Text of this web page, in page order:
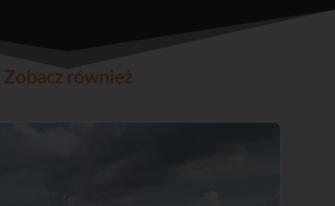
Zobacz również